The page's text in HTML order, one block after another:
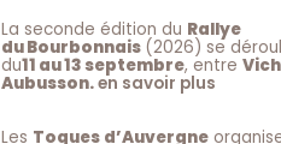
La seconde édition du Rallye
du Bourbonnais (2026) se
du11 au 13 septembre, entre
Aubusson.en savoir plus
Les Toques d’Auvergne